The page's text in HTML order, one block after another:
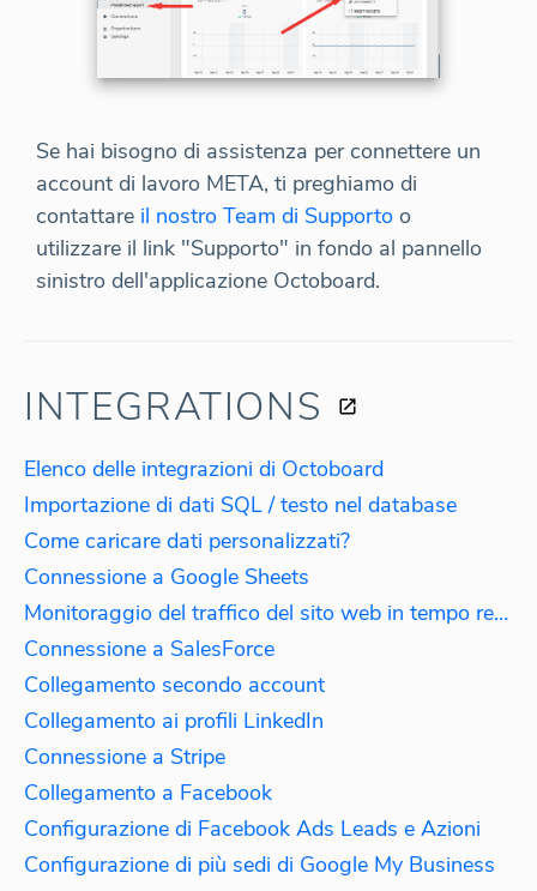
Se hai bisogno di assistenza per connettere un
account di lavoro META, ti preghiamo di
contattare il nostro Team di Supporto o
utilizzare il link "Supporto" in fondo al pannello
sinistro dell'applicazione Octoboard.
INTEGRATIONS
Elenco delle integrazioni di Octoboard
Importazione di dati SQL / testo nel database
Come caricare dati personalizzati?
Connessione a Google Sheets
Monitoraggio del traffico del sito web in tempo reale
Connessione a SalesForce
Collegamento secondo account
Collegamento ai profili LinkedIn
Connessione a Stripe
Collegamento a Facebook
Configurazione di Facebook Ads Leads e Azioni
Configurazione di più sedi di Google My Business